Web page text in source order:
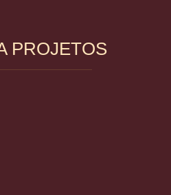
PROJETOS